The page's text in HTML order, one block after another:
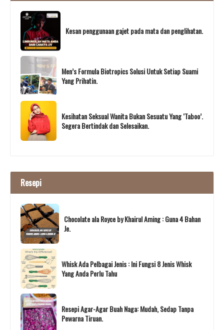
Kesan penggunaan gajet pada mata dan penglihatan.
Men’s Formula Biotropics Solusi Untuk Setiap Suami
Yang Prihatin.
Kesihatan Seksual Wanita Bukan Sesuatu Yang ‘Taboo’.
Segera Bertindak dan Selesaikan.
Resepi
Chocolate ala Royce by Khairul Aming : Guna 4 Bahan
Je.
Whisk Ada Pelbagai Jenis : Ini Fungsi 8 Jenis Whisk
Yang Anda Perlu Tahu
Resepi Agar-Agar Buah Naga: Mudah, Sedap Tanpa
Pewarna Tiruan.